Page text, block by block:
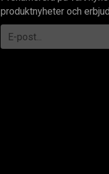
produktnyheter och